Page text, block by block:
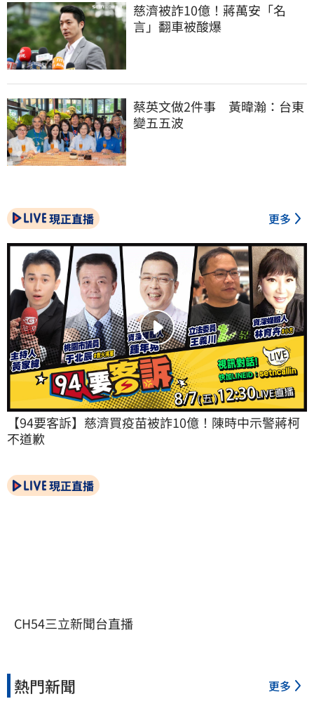
慈濟被詐10億！蔣萬安「名
言」翻車被酸爆
蔡英文做2件事　黃暐瀚：台東
變五五波
現正直播 更多
【94要客訴】慈濟買疫苗被詐10億！陳時中示警蔣柯
不道歉
現正直播
CH54三立新聞台直播
熱門新聞 更多